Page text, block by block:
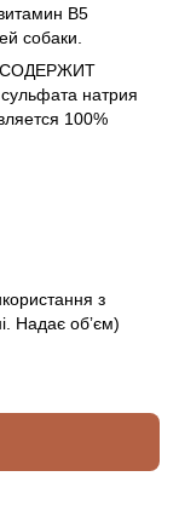
B5
собаки.
натрия
100%
з
Надає обʼєм)